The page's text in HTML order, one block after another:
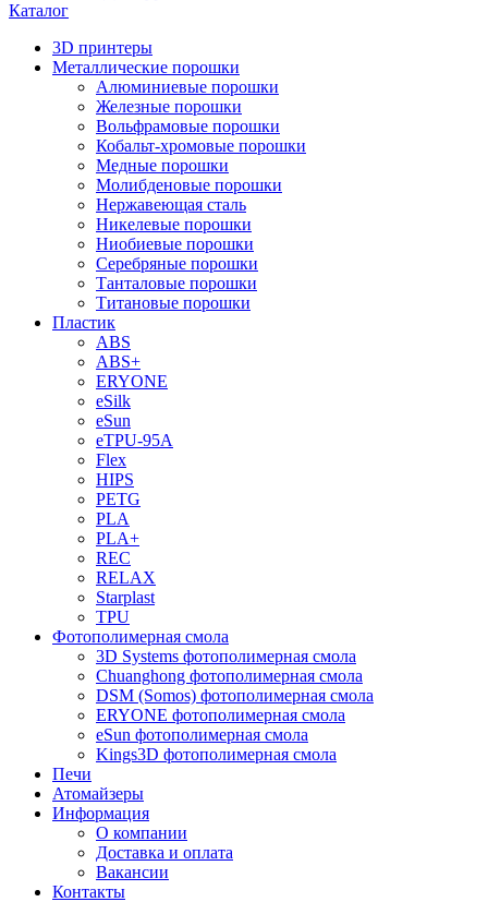
Каталог
3D принтеры
Металлические порошки
Алюминиевые порошки
Железные порошки
Вольфрамовые порошки
Кобальт-хромовые порошки
Медные порошки
Молибденовые порошки
Нержавеющая сталь
Никелевые порошки
Ниобиевые порошки
Серебряные порошки
Танталовые порошки
Титановые порошки
Пластик
ABS
ABS+
ERYONE
eSilk
eSun
eTPU-95A
Flex
HIPS
PETG
PLA
PLA+
REC
RELAX
Starplast
TPU
Фотополимерная смола
3D Systems фотополимерная смола
Chuanghong фотополимерная смола
DSM (Somos) фотополимерная смола
ERYONE фотополимерная смола
eSun фотополимерная смола
Kings3D фотополимерная смола
Печи
Атомайзеры
Информация
О компании
Доставка и оплата
Вакансии
Контакты